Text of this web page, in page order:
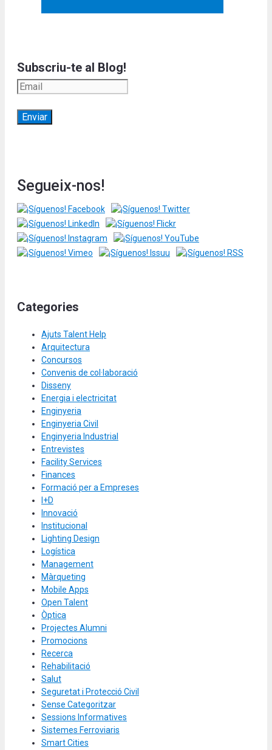
Subscriu-te al Blog!
Segueix-nos!
Categories
Ajuts Talent Help
Arquitectura
Concursos
Convenis de col·laboració
Disseny
Energia i electricitat
Enginyeria
Enginyeria Civil
Enginyeria Industrial
Entrevistes
Facility Services
Finances
Formació per a Empreses
I+D
Innovació
Institucional
Lighting Design
Logística
Management
Màrqueting
Mobile Apps
Open Talent
Òptica
Projectes Alumni
Promocions
Recerca
Rehabilitació
Salut
Seguretat i Protecció Civil
Sense Categoritzar
Sessions Informatives
Sistemes Ferroviaris
Smart Cities